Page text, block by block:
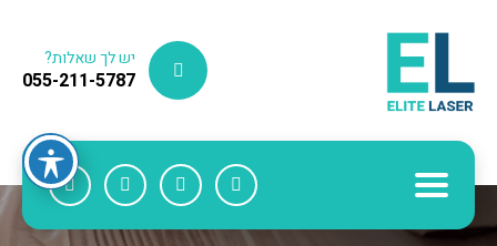
יש לך שאלות?
055-211-5787